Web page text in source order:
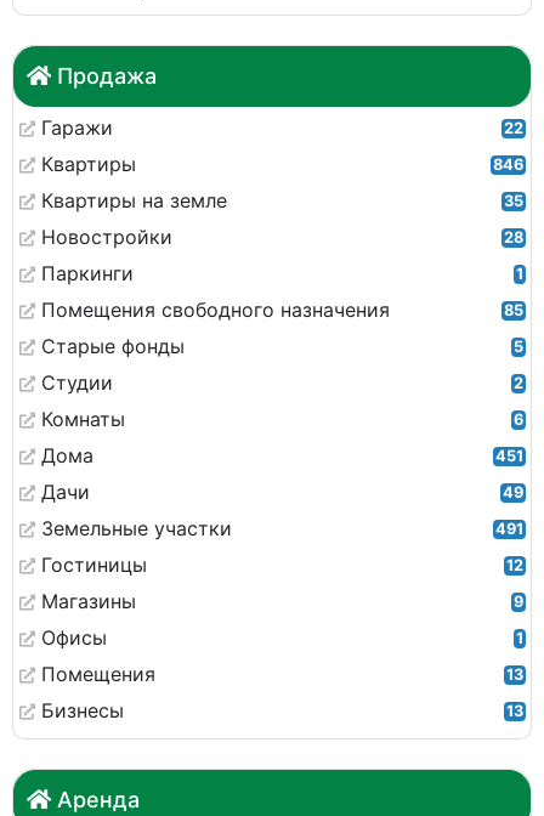
Продажа
Гаражи 22
Квартиры 846
Квартиры на земле 35
Новостройки 28
Паркинги 1
Помещения свободного назначения 85
Старые фонды 5
Студии 2
Комнаты 6
Дома 451
Дачи 49
Земельные участки 491
Гостиницы 12
Магазины 9
Офисы 1
Помещения 13
Бизнесы 13
Аренда